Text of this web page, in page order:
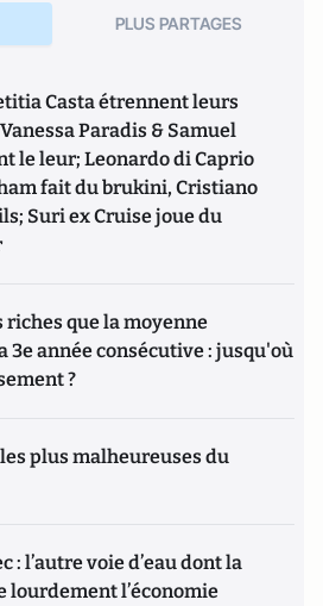
PLUS PARTAGES
Casta étrennent leurs
Paradis & Samuel
le leur; Leonardo di Caprio
fait du brukini, Cristiano
Suri ex Cruise joue du
riches que la moyenne
3e année consécutive : jusqu'où
?
plus malheureuses du
: l’autre voie d’eau dont la
l’économie